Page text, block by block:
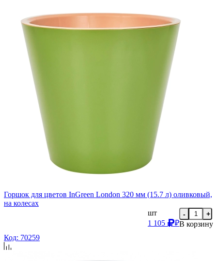
Горшок для цветов InGreen London 320 мм (15.7 л) оливковый,
на колесах
шт
1 105
₽
- +
В корзину
Код: 70259